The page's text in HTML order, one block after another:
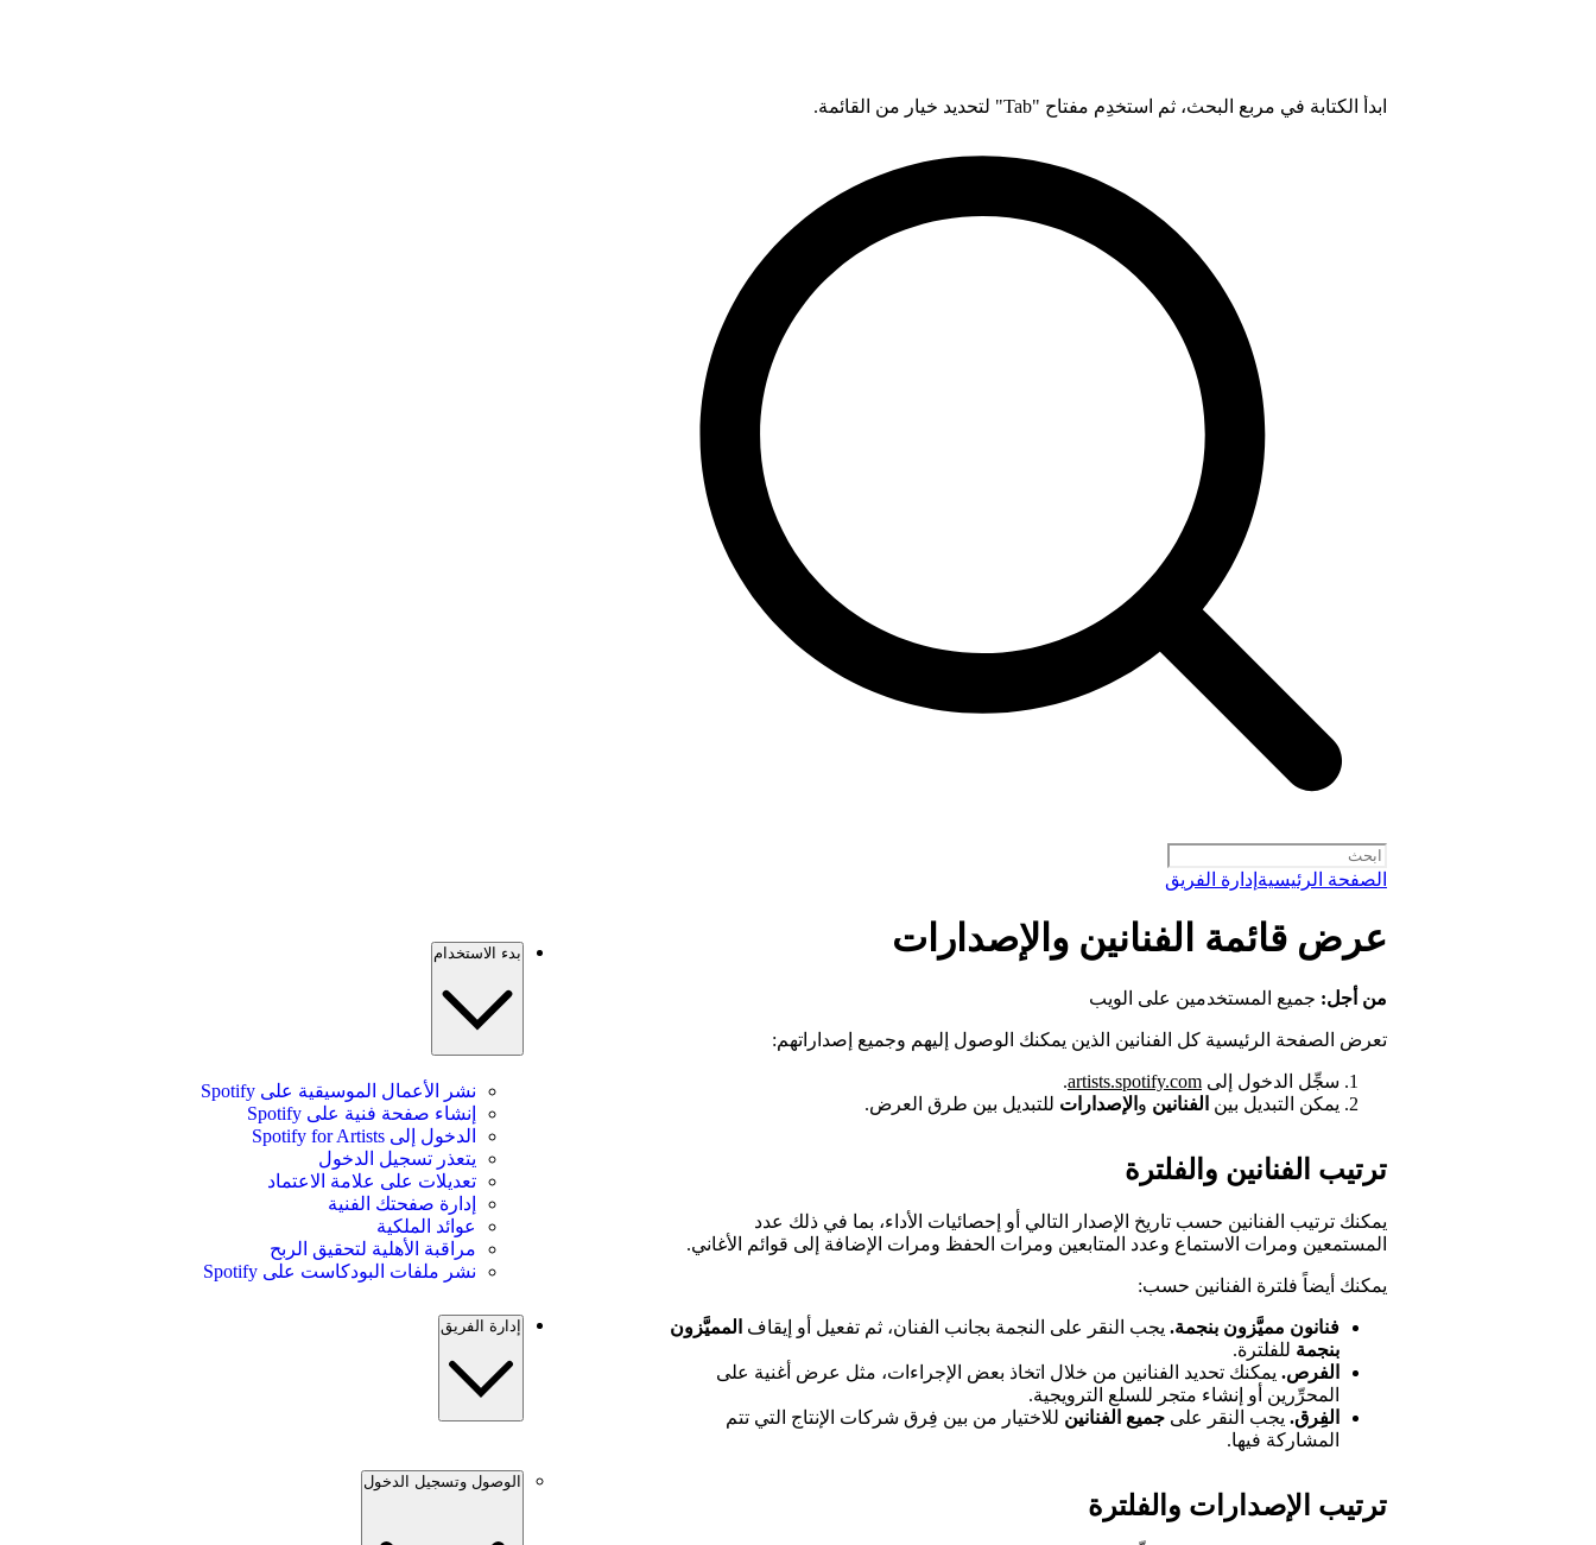
ابدأ الكتابة في مربع البحث، ثم استخدِم مفتاح "Tab" لتحديد خيار من القائمة.
الصفحة الرئيسية إدارة الفريق
عرض قائمة الفنانين والإصدارات
من أجل: جميع المستخدمين على الويب
تعرض الصفحة الرئيسية كل الفنانين الذين يمكنك الوصول إليهم وجميع إصداراتهم:
سجِّل الدخول إلى artists.spotify.com
.
يمكن التبديل بين الفنانين و الإصدارات للتبديل بين طرق العرض.
ترتيب الفنانين والفلترة
يمكنك ترتيب الفنانين حسب تاريخ الإصدار التالي أو إحصائيات الأداء، بما في ذلك عدد
المستمعين ومرات الاستماع وعدد المتابعين ومرات الحفظ ومرات الإضافة إلى قوائم الأغاني.
يمكنك أيضاً فلترة الفنانين حسب:
فنانون مميَّزون بنجمة. يجب النقر على النجمة بجانب الفنان، ثم تفعيل أو إيقاف المميَّزون
بنجمة للفلترة.
الفرص. يمكنك تحديد الفنانين من خلال اتخاذ بعض الإجراءات، مثل عرض أغنية على
المحرِّرين أو إنشاء متجر للسلع الترويجية.
الفِرق. يجب النقر على جميع الفنانين للاختيار من بين فِرق شركات الإنتاج التي تتم
المشاركة فيها.
ترتيب الإصدارات والفلترة
بدء الاستخدام
نشر الأعمال الموسيقية على Spotify
إنشاء صفحة فنية على Spotify
الدخول إلى Spotify for Artists
يتعذر تسجيل الدخول
تعديلات على علامة الاعتماد
إدارة صفحتك الفنية
عوائد الملكية
مراقبة الأهلية لتحقيق الربح
نشر ملفات البودكاست على Spotify
إدارة الفريق
الوصول وتسجيل الدخول